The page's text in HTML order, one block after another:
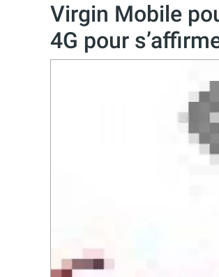
Virgin Mobile
4G pour